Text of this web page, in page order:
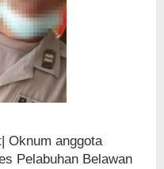
Oknum anggota
Pelabuhan Belawan